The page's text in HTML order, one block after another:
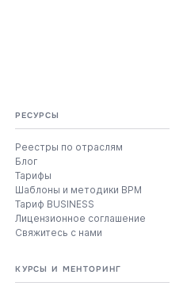
РЕСУРСЫ
Реестры по отраслям
Блог
Тарифы
Шаблоны и методики BPM
Тариф BUSINESS
Лицензионное соглашение
Свяжитесь с нами
КУРСЫ И МЕНТОРИНГ